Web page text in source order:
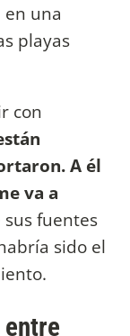
una
playas
con
A él
va a
fuentes
sido el